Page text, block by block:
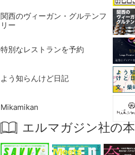
関西のヴィーガン・グルテンフ
リー
特別なレストランを予約
よう知らんけど日記
Mikamikan
エルマガジン社の本